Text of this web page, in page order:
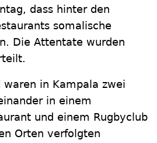
dass hinter den
somalische
Die Attentate wurden
waren in Kampala zwei
in einem
und einem Rugbyclub
Orten verfolgten